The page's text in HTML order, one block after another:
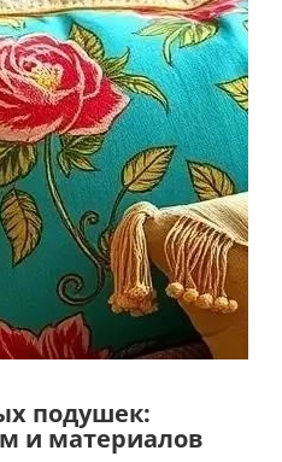
подушек:
и материалов